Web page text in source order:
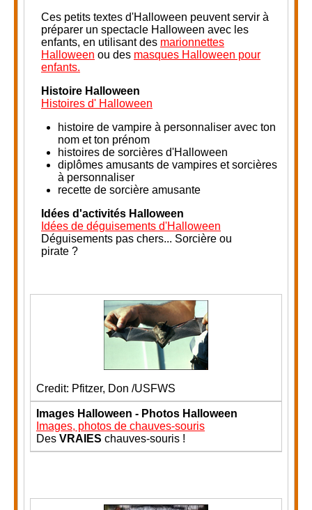
Ces petits textes d'Halloween peuvent servir à
préparer un spectacle Halloween avec les
enfants, en utilisant des marionnettes
Halloween ou des masques Halloween pour
enfants.
Histoire Halloween
Histoires d' Halloween
histoire de vampire à personnaliser avec ton
nom et ton prénom
histoires de sorcières d'Halloween
diplômes amusants de vampires et sorcières
à personnaliser
recette de sorcière amusante
Idées d'activités Halloween
Idées de déguisements d'Halloween
Déguisements pas chers... Sorcière ou
pirate ?
Credit: Pfitzer, Don /USFWS
Images Halloween - Photos Halloween
Images, photos de chauves-souris
Des VRAIES chauves-souris !